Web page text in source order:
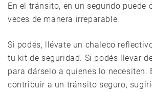
En el tránsito, en un segundo puede
veces de manera irreparable.
Si podés, llévate un chaleco
tu kit de seguridad. Si podés llevar
para dárselo a quienes lo necesiten.
contribuir a un tránsito seguro,